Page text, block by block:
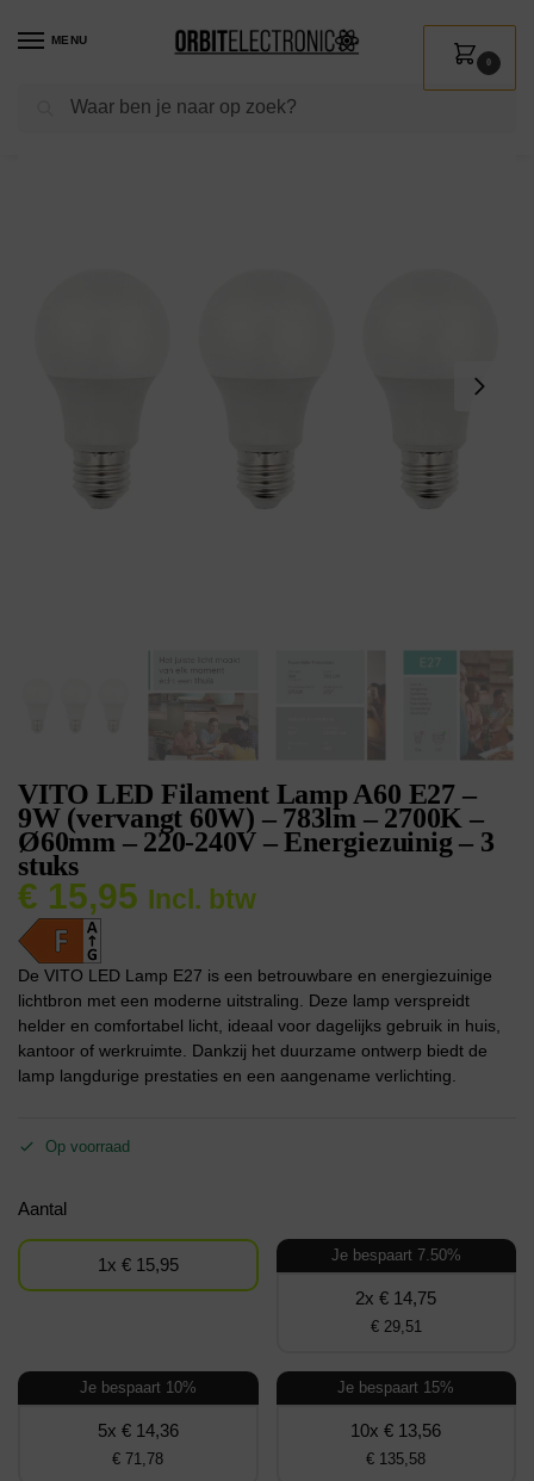
MENU
Zoeken
0
Shop / Verlichting / Lichtbronnen
VITO LED Filament Lamp A60 E27 –
9W (vervangt 60W) – 783lm – 2700K –
Ø60mm – 220-240V – Energiezuinig – 3
stuks
€ 15,95 Incl. btw
De VITO LED Lamp E27 is een betrouwbare en energiezuinige
lichtbron met een moderne uitstraling. Deze lamp verspreidt
helder en comfortabel licht, ideaal voor dagelijks gebruik in huis,
kantoor of werkruimte. Dankzij het duurzame ontwerp biedt de
lamp langdurige prestaties en een aangename verlichting.
Op voorraad
Aantal
1x € 15,95 Je bespaart 7.50%
2x € 14,75
€ 29,51
Je bespaart 10%
5x € 14,36
€ 71,78
Je bespaart 15%
10x € 13,56
€ 135,58